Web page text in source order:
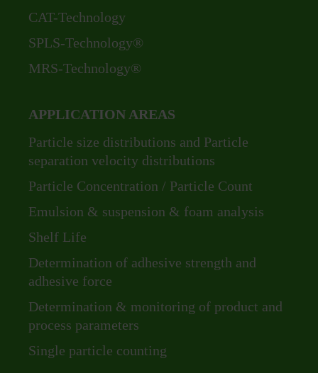
navigation
CAT-Technology
SPLS-Technology®
MRS-Technology®
APPLICATION AREAS
Skip
navigation
Particle size distributions and Particle
separation velocity distributions
Particle Concentration / Particle Count
Emulsion & suspension & foam analysis
Shelf Life
Determination of adhesive strength and
adhesive force
Determination & monitoring of product and
process parameters
Single particle counting